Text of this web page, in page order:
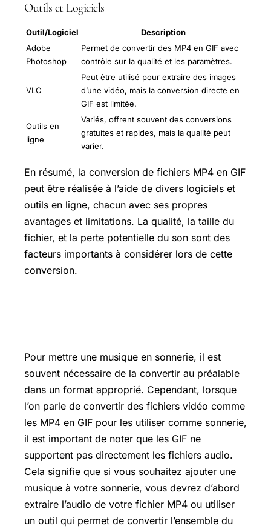
Outils et Logiciels
Outil/Logiciel
Description
Adobe
Photoshop
Permet de convertir des MP4 en GIF avec
contrôle sur la qualité et les paramètres.
VLC
Peut être utilisé pour extraire des images
d’une vidéo, mais la conversion directe en
GIF est limitée.
Outils en
ligne
Variés, offrent souvent des conversions
gratuites et rapides, mais la qualité peut
varier.
En résumé, la conversion de fichiers MP4 en GIF
peut être réalisée à l’aide de divers logiciels et
outils en ligne, chacun avec ses propres
avantages et limitations. La qualité, la taille du
fichier, et la perte potentielle du son sont des
facteurs importants à considérer lors de cette
conversion.
Pour mettre une musique en sonnerie, il est
souvent nécessaire de la convertir au préalable
dans un format approprié. Cependant, lorsque
l’on parle de convertir des fichiers vidéo comme
les MP4 en GIF pour les utiliser comme sonnerie,
il est important de noter que les GIF ne
supportent pas directement les fichiers audio.
Cela signifie que si vous souhaitez ajouter une
musique à votre sonnerie, vous devrez d’abord
extraire l’audio de votre fichier MP4 ou utiliser
un outil qui permet de convertir l’ensemble du